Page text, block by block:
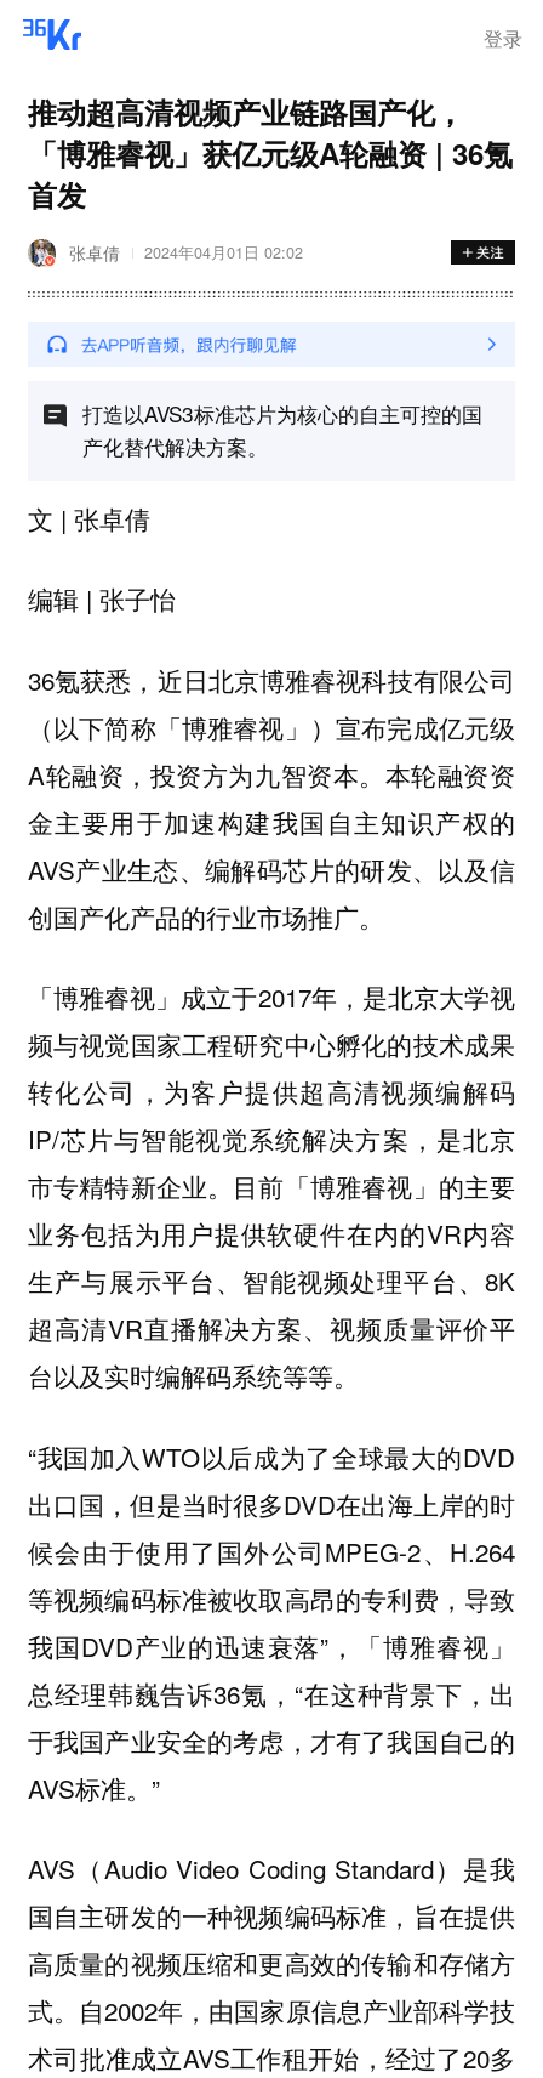
登录
推动超高清视频产业链路国产化，
「博雅睿视」获亿元级A轮融资 | 36氪
首发
张卓倩 2024年04月01日 02:02
打造以AVS3标准芯片为核心的自主可控的国
产化替代解决方案。
文 | 张卓倩
编辑 | 张子怡
36氪获悉，近日北京博雅睿视科技有限公司
（以下简称「博雅睿视」）宣布完成亿元级
A轮融资，投资方为九智资本。本轮融资资
金主要用于加速构建我国自主知识产权的
AVS产业生态、编解码芯片的研发、以及信
创国产化产品的行业市场推广。
「博雅睿视」成立于2017年，是北京大学视
频与视觉国家工程研究中心孵化的技术成果
转化公司，为客户提供超高清视频编解码
IP/芯片与智能视觉系统解决方案，是北京
市专精特新企业。目前「博雅睿视」的主要
业务包括为用户提供软硬件在内的VR内容
生产与展示平台、智能视频处理平台、8K
超高清VR直播解决方案、视频质量评价平
台以及实时编解码系统等等。
“我国加入WTO以后成为了全球最大的DVD
出口国，但是当时很多DVD在出海上岸的时
候会由于使用了国外公司MPEG-2、H.264
等视频编码标准被收取高昂的专利费，导致
我国DVD产业的迅速衰落”，「博雅睿视」
总经理韩巍告诉36氪，“在这种背景下，出
于我国产业安全的考虑，才有了我国自己的
AVS标准。”
AVS（Audio Video Coding Standard）是我
国自主研发的一种视频编码标准，旨在提供
高质量的视频压缩和更高效的传输和存储方
式。自2002年，由国家原信息产业部科学技
术司批准成立AVS工作租开始，经过了20多